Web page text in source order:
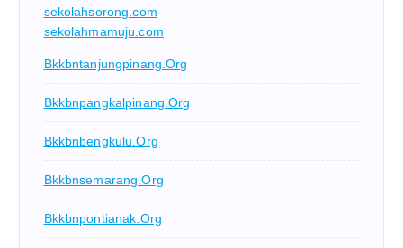
sekolahsorong.com
sekolahmamuju.com
Bkkbntanjungpinang.org
Bkkbnpangkalpinang.org
Bkkbnbengkulu.org
Bkkbnsemarang.org
Bkkbnpontianak.org